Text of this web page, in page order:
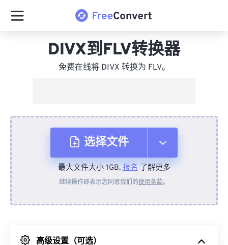
DIVX到FLV转换器
免费在线将 DIVX 转换为 FLV。
选择文件
从设备
最大文件大小 1GB.报名了解更多
继续操作即表示您同意我们的使用条款。
高级设置（可选）